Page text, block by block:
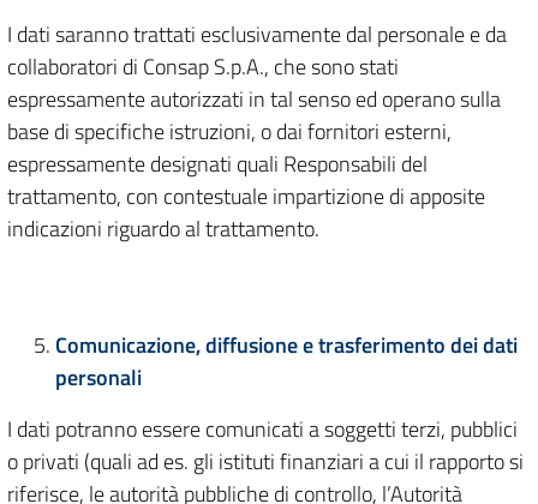
I dati saranno trattati esclusivamente dal personale e da
collaboratori di Consap S.p.A., che sono stati
espressamente autorizzati in tal senso ed operano sulla
base di specifiche istruzioni, o dai fornitori esterni,
espressamente designati quali Responsabili del
trattamento, con contestuale impartizione di apposite
indicazioni riguardo al trattamento.
Comunicazione, diffusione e trasferimento dei dati
personali
I dati potranno essere comunicati a soggetti terzi, pubblici
o privati (quali ad es. gli istituti finanziari a cui il rapporto si
riferisce, le autorità pubbliche di controllo, l’Autorità